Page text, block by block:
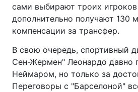
сами выбирают троих игроков
дополнительно получают 130
компенсации за трансфер.
В свою очередь, спортивный
Сен-Жермен" Леонардо давно
Неймаром, но только за
Переговоры с "Барселоной"